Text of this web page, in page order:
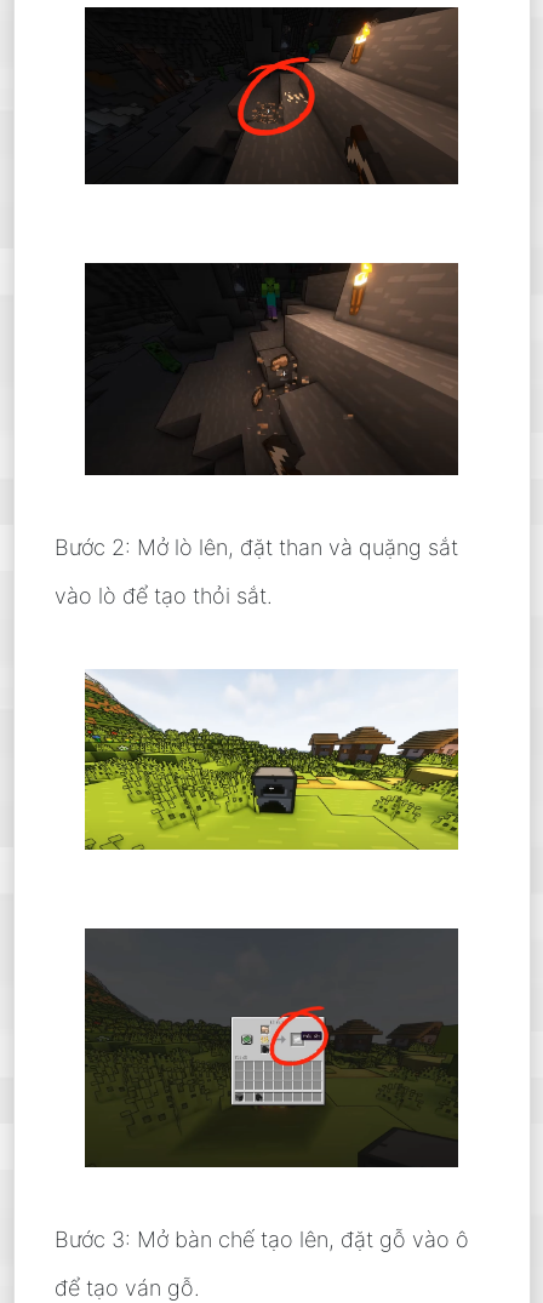
Bước 2: Mở lò lên, đặt than và quặng sắt
vào lò để tạo thỏi sắt.
Bước 3: Mở bàn chế tạo lên, đặt gỗ vào ô
để tạo ván gỗ.